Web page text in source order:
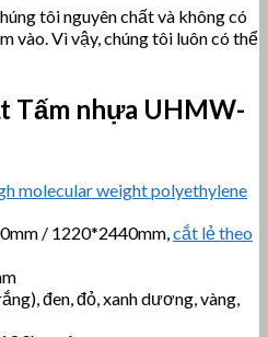
tôi nguyên chất và không có
vào. Vì vậy, chúng tôi luôn có thể
Tấm nhựa UHMW-
molecular weight polyethylene
/ 1220*2440mm, cắt lẻ theo
đen, đỏ, xanh dương, vàng,